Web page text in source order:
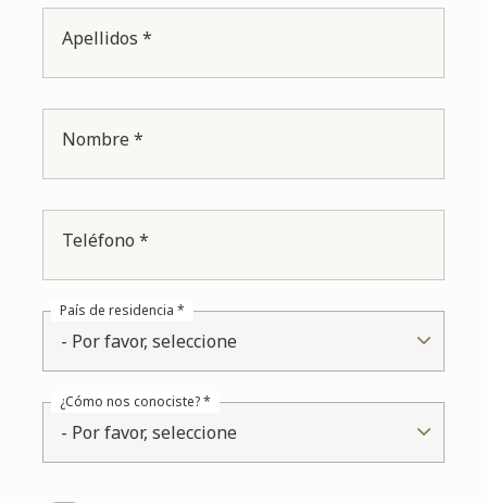
Apellidos *
Nombre *
Teléfono *
- Por favor, seleccione
País de residencia *
- Por favor, seleccione
¿Cómo nos conociste? *